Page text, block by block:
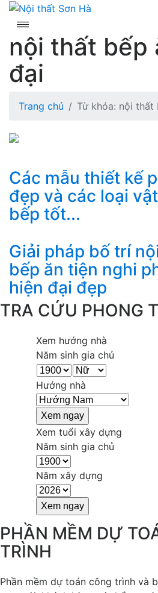
Skip
content
nội thất bếp
đại
Trang chủ Từ khóa: nội thất
Các mẫu thiết kế
đẹp và các loại
bếp tốt...
Giải pháp bố trí
bếp ăn tiện nghi
hiện đại đẹp
TRA CỨU PHONG
Xem hướng nhà
Năm sinh gia chủ
Hướng nhà
Xem tuổi xây dựng
Năm sinh gia chủ
Năm xây dựng
PHẦN MỀM DỰ
TRÌNH
Phần mềm dự toán công trình và